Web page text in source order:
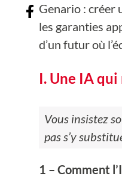
Genario : créer
les garanties
d’un futur où
I. Une IA
Vous insistez
pas s’y
1 – Comment